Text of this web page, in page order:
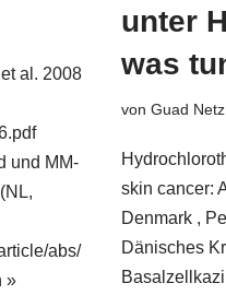
al. 2008
und MM-
abs/
»
unter
was
von Guad Netz
skin cancer:
Denmark ,
Dänisches